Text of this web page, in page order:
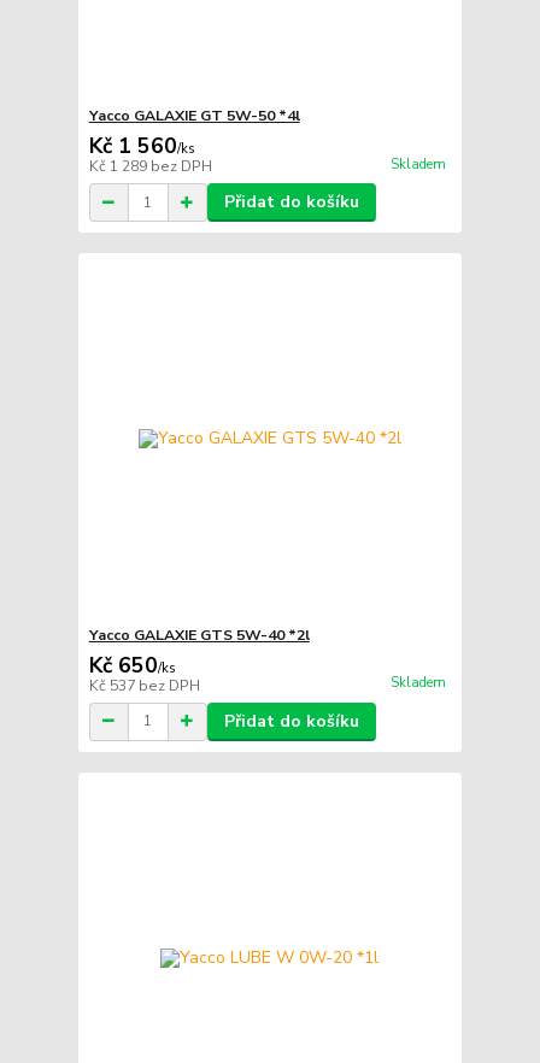
Yacco GALAXIE GT 5W-50 *4l
Kč 1 560/ks
Kč 1 289 bez DPH Skladem
Přidat do košíku
Yacco GALAXIE GTS 5W-40 *2l
Kč 650/ks
Kč 537 bez DPH Skladem
Přidat do košíku